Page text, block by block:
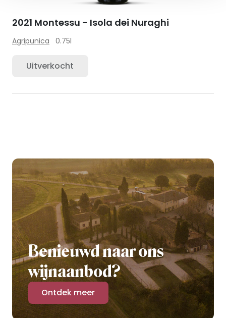
2021 Montessu - Isola dei Nuraghi
Agripunica 0.75l
Uitverkocht
Benieuwd naar ons
wijnaanbod?
Ontdek meer